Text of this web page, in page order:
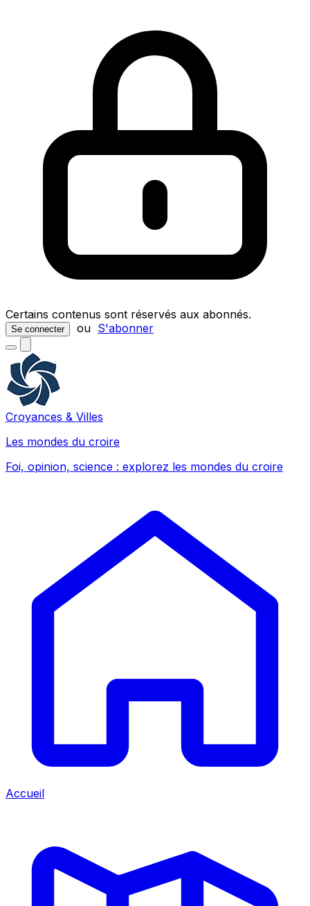
Certains contenus sont réservés aux abonnés.
Se connecter ou S'abonner
Croyances & Villes
Les mondes du croire
Foi, opinion, science : explorez les mondes du croire
Accueil